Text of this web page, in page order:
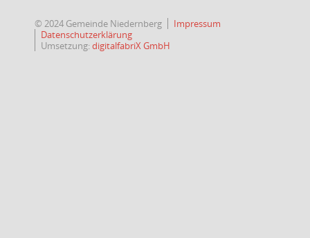
© 2024 Gemeinde Niedernberg
Impressum
Datenschutzerklärung
Umsetzung:digitalfabriX GmbH